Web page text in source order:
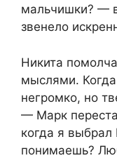
мальчишки? —
звенело
Никита
мыслями. Когда
негромко, но
— Марк
когда я
понимаешь?